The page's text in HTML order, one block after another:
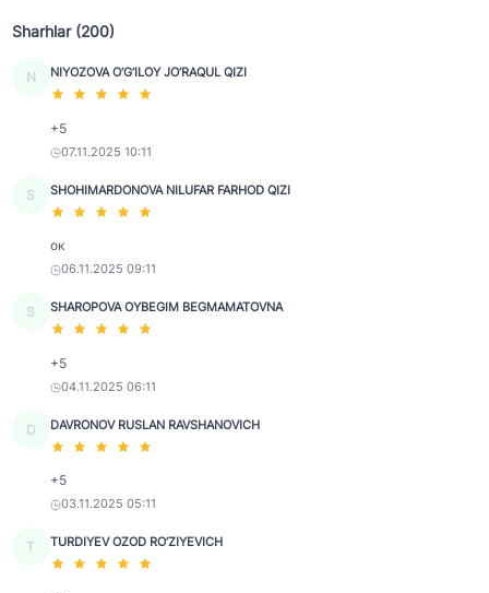
Sharhlar (200)
N NIYOZOVA O‘G‘ILOY JO‘RAQUL QIZI
+5
07.11.2025 10:11
S SHOHIMARDONOVA NILUFAR FARHOD QIZI
ок
06.11.2025 09:11
S SHAROPOVA OYBEGIM BEGMAMATOVNA
+5
04.11.2025 06:11
D DAVRONOV RUSLAN RAVSHANOVICH
+5
03.11.2025 05:11
T TURDIYEV OZOD RO‘ZIYEVICH